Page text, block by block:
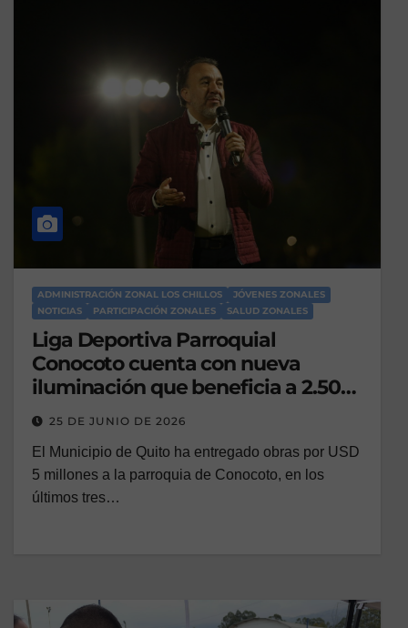
ADMINISTRACIÓN ZONAL LOS CHILLOS
JÓVENES ZONALES
NOTICIAS
PARTICIPACIÓN ZONALES SALUD ZONALES
Liga Deportiva Parroquial
Conocoto cuenta con nueva
iluminación que beneficia a 2.500
deportistas
25 DE JUNIO DE 2026
El Municipio de Quito ha entregado obras por USD
5 millones a la parroquia de Conocoto, en los
últimos tres…